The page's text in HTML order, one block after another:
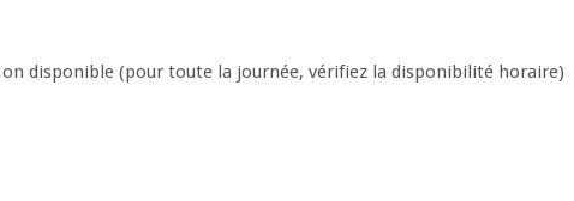
disponible (pour toute la journée, vérifiez la disponibilité horaire)